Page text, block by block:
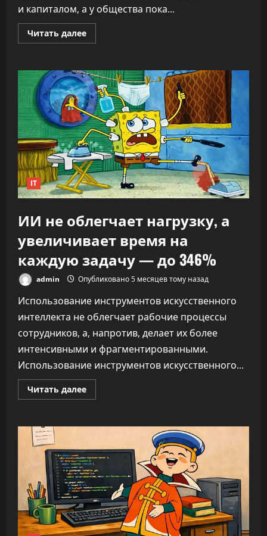
и капиталом, а у общества пока...
Читать далееПрочитать
больше
знает,
что
делать»:
CEO
OpenAI
заявил,
что
ИИ
переписывает
правила
капитализма
IT
ИИ не облегчает нагрузку, а
увеличивает время на
каждую задачу — до 346%
admin Опубликовано 5 месяцев тому назад
Использование инструментов искусственного
интеллекта не облегчает рабочие процессы
сотрудников, а, напротив, делает их более
интенсивными и фрагментированными.
Использование инструментов искусственного...
Читать далееПрочитать
больше
облегчает
а
увеличивает
время
на
каждую
задачу
—
до
346%